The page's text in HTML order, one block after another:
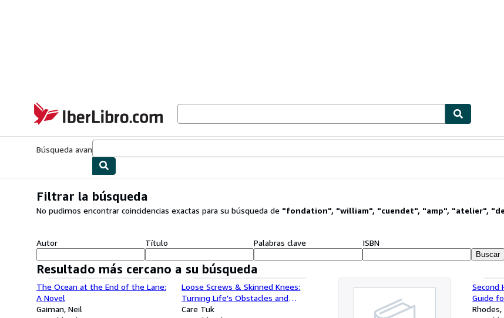
IberLibro.com
Búsqueda avanzada
Filtrar la búsqueda
No pudimos encontrar coincidencias exactas para su búsqueda de "fondation", "william", "cuendet", "amp", "atelier", "de
Autor Título Palabras clave ISBN
Buscar
Resultado más cercano a su búsqueda
The Ocean at the End of the Lane:
A Novel
Gaiman, Neil
Loose Screws & Skinned Knees:
Turning Life's Obstacles and
Adversity into Opportunity and
Care Tuk
Second
Guide
Marriage
Rhodes,